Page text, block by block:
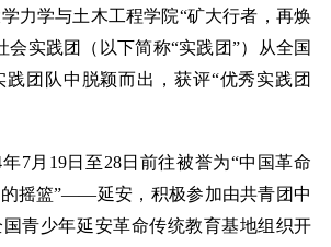
力学与土木工程学院“矿大行者，再焕
会实践团（以下简称“实践团”）从全国
团队中脱颖而出，获评“优秀实践团
年7月19日至28日前往被誉为“中国革命
的摇篮”——延安，积极参加由共青团中
青少年延安革命传统教育基地组织开